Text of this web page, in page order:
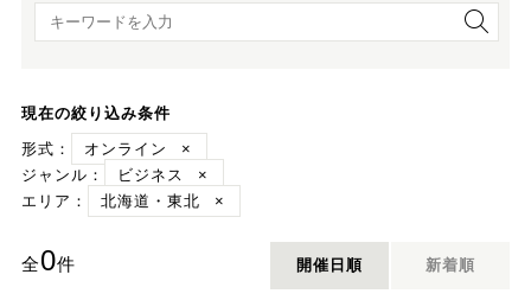
キーワード検索
現在の絞り込み条件
形式：
オンライン
×
ジャンル：
ビジネス
×
エリア：
北海道・東北 ×
全0件 開催日順 新着順